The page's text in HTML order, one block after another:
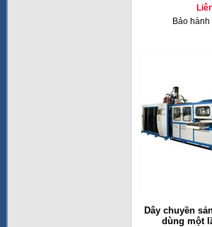
Bảo hành
Dây chuyền
dùng một